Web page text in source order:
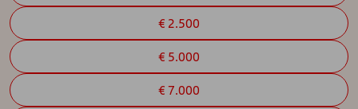
€ 2.500
€ 5.000
€ 7.000